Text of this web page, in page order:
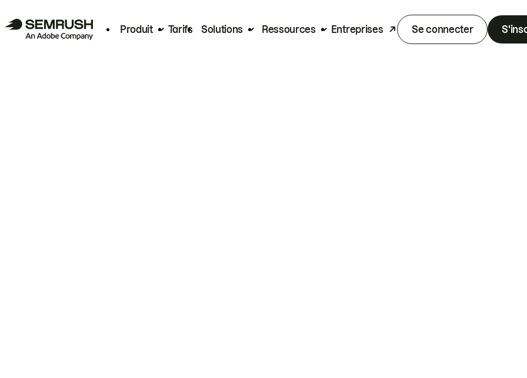
Produit Tarifs Solutions Ressources Entreprises Se connecter